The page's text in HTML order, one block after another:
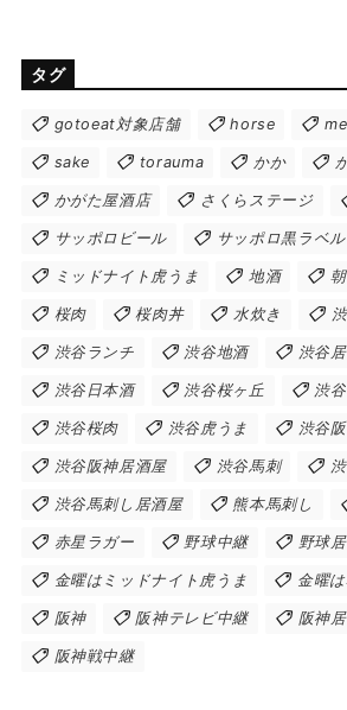
タグ
gotoeat対象店舗 horse
sake torauma かか
かがた屋酒店 さくらステージ
サッポロビール サッポロ黒ラベル
ミッドナイト虎うま 地酒
桜肉 桜肉丼 水炊き
渋谷ランチ 渋谷地酒 渋谷
渋谷日本酒 渋谷桜ヶ丘 渋
渋谷桜肉 渋谷虎うま 渋谷
渋谷阪神居酒屋 渋谷馬刺
渋谷馬刺し居酒屋 熊本馬刺し
赤星ラガー 野球中継 野球
金曜はミッドナイト虎うま 金曜
阪神 阪神テレビ中継 阪神
阪神戦中継